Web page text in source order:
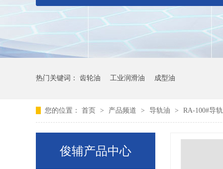
热门关键词： 齿轮油 工业润滑油 成型油
您的位置： 首页 > 产品频道 > 导轨油 > RA-100#导
俊辅产品中心